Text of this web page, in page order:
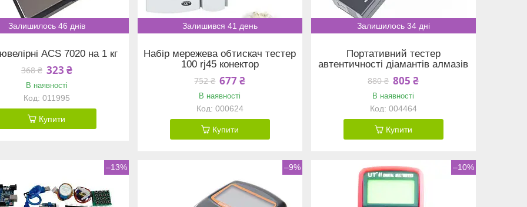
Залишилось 46 днів
ACS 7020 на 1 кг
368 ₴ 323 ₴
В наявності
011995
Купити
Залишився 41 день
Набір мережева обтискач тестер
100 rj45 конектор
752 ₴ 677 ₴
В наявності
000624
Купити
Залишилось 34 дні
Портативний тестер
автентичності діамантів алмазів
880 ₴ 805 ₴
В наявності
004464
Купити
–13% –9% –10%